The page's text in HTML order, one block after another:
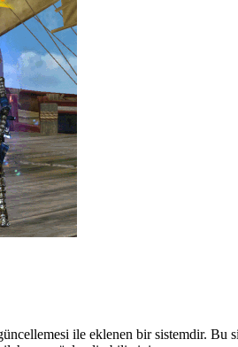
ile eklenen bir sistemdir. Bu